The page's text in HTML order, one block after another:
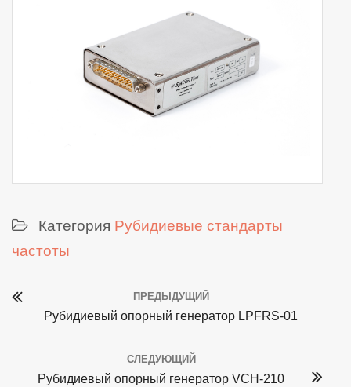
Категория Рубидиевые стандарты
частоты
navigation
ПРЕДЫДУЩИЙ
Previous
Рубидиевый опорный генератор LPFRS-01
СЛЕДУЮЩИЙ
Next
Рубидиевый опорный генератор VCH-210